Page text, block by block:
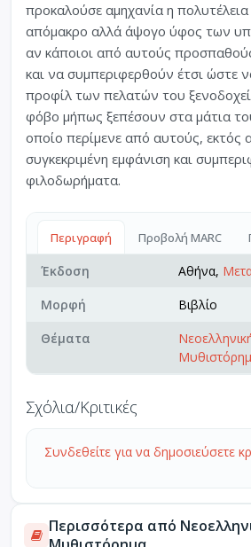
προκαλούσε αμηχανία η
απόμακρο αλλά άψογο ύφος των
αν κάποιοι από αυτούς
και να συμπεριφερθούν έτσι ώστε
προφίλ των πελατών του
φόβο μήπως ξεπέσουν στα μάτια
οποίο περίμενε από αυτούς, εκτός
συγκεκριμένη εμφάνιση και
φιλοδωρήματα.
Περιγραφή Προβολή MARC
Έκδοση Αθήνα,
Μορφή
Βιβλίο
Θέματα
Σχόλια/Κριτικές
Συνδεθείτε για να δημοσιεύσετε
Περισσότερα από